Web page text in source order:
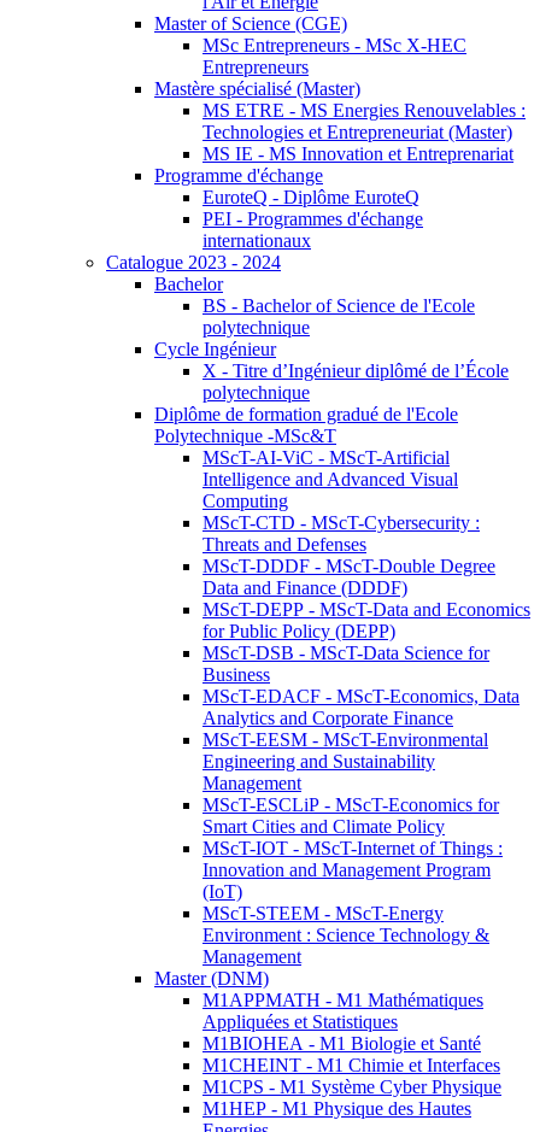
Master of Science (CGE)
MSc Entrepreneurs - MSc X-HEC
Entrepreneurs
Mastère spécialisé (Master)
MS ETRE - MS Energies Renouvelables :
Technologies et Entrepreneuriat (Master)
MS IE - MS Innovation et Entreprenariat
Programme d'échange
EuroteQ - Diplôme EuroteQ
PEI - Programmes d'échange
internationaux
Catalogue 2023 - 2024
Bachelor
BS - Bachelor of Science de l'Ecole
polytechnique
Cycle Ingénieur
X - Titre d’Ingénieur diplômé de l’École
polytechnique
Diplôme de formation gradué de l'Ecole
Polytechnique -MSc&T
MScT-AI-ViC - MScT-Artificial
Intelligence and Advanced Visual
Computing
MScT-CTD - MScT-Cybersecurity :
Threats and Defenses
MScT-DDDF - MScT-Double Degree
Data and Finance (DDDF)
MScT-DEPP - MScT-Data and Economics
for Public Policy (DEPP)
MScT-DSB - MScT-Data Science for
Business
MScT-EDACF - MScT-Economics, Data
Analytics and Corporate Finance
MScT-EESM - MScT-Environmental
Engineering and Sustainability
Management
MScT-ESCLiP - MScT-Economics for
Smart Cities and Climate Policy
MScT-IOT - MScT-Internet of Things :
Innovation and Management Program
(IoT)
MScT-STEEM - MScT-Energy
Environment : Science Technology &
Management
Master (DNM)
M1APPMATH - M1 Mathématiques
Appliquées et Statistiques
M1BIOHEA - M1 Biologie et Santé
M1CHEINT - M1 Chimie et Interfaces
M1CPS - M1 Système Cyber Physique
M1HEP - M1 Physique des Hautes